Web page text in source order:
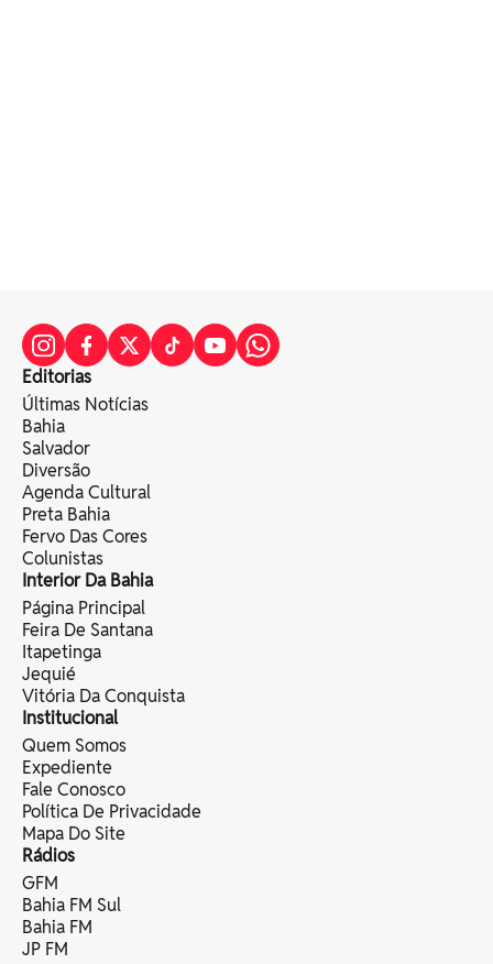
Editorias
Últimas Notícias
Bahia
Salvador
Diversão
Agenda Cultural
Preta Bahia
Fervo Das Cores
Colunistas
Interior Da Bahia
Página Principal
Feira De Santana
Itapetinga
Jequié
Vitória Da Conquista
Institucional
Quem Somos
Expediente
Fale Conosco
Política De Privacidade
Mapa Do Site
Rádios
GFM
Bahia FM Sul
Bahia FM
JP FM